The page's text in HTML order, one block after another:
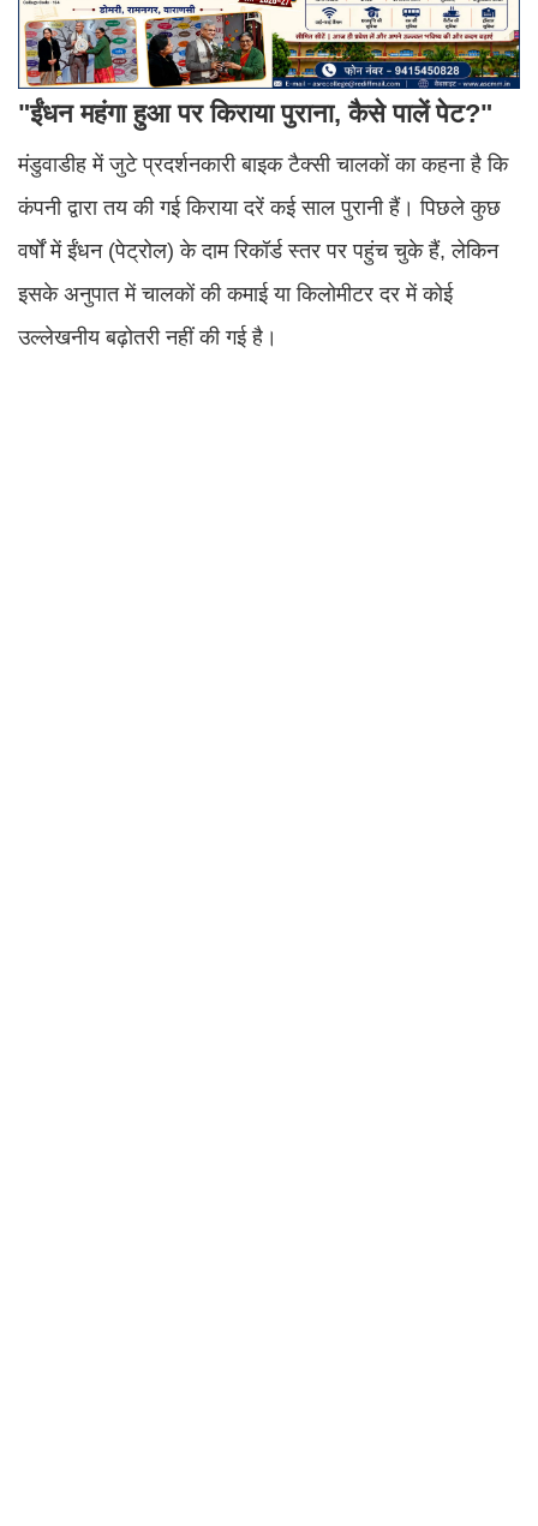
"ईंधन महंगा हुआ पर किराया पुराना, कैसे पालें पेट?"
मंडुवाडीह में जुटे प्रदर्शनकारी बाइक टैक्सी चालकों का कहना है कि
कंपनी द्वारा तय की गई किराया दरें कई साल पुरानी हैं। पिछले कुछ
वर्षों में ईंधन (पेट्रोल) के दाम रिकॉर्ड स्तर पर पहुंच चुके हैं, लेकिन
इसके अनुपात में चालकों की कमाई या किलोमीटर दर में कोई
उल्लेखनीय बढ़ोतरी नहीं की गई है।